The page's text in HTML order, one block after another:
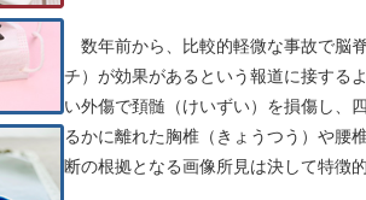
数年前から、比較的軽微な事故で脳
チ）が効果があるという報道に接する
い外傷で頚髄（けいずい）を損傷し、
るかに離れた胸椎（きょうつう）や腰
断の根拠となる画像所見は決して特徴